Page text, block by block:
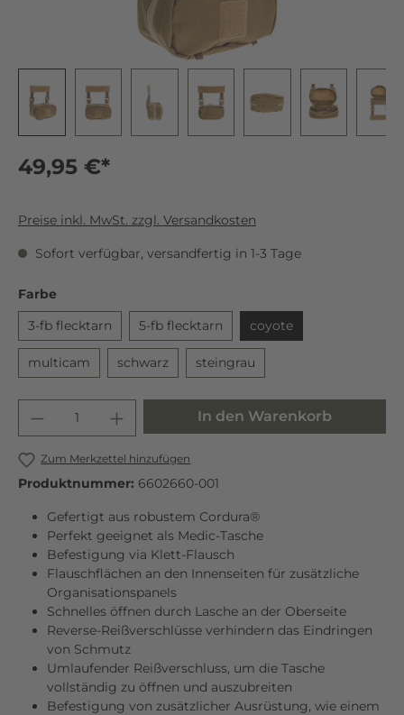
49,95 €*
Preise inkl. MwSt. zzgl. Versandkosten
Sofort verfügbar, versandfertig in 1-3 Tage
Farbe
3-fb flecktarn
5-fb flecktarn coyote
multicam schwarz steingrau
In den Warenkorb
Zum Merkzettel hinzufügen
Produktnummer: 6602660-001
Gefertigt aus robustem Cordura®
Perfekt geeignet als Medic-Tasche
Befestigung via Klett-Flausch
Flauschflächen an den Innenseiten für zusätzliche
Organisationspanels
Schnelles öffnen durch Lasche an der Oberseite
Reverse-Reißverschlüsse verhindern das Eindringen
von Schmutz
Umlaufender Reißverschluss, um die Tasche
vollständig zu öffnen und auszubreiten
Befestigung von zusätzlicher Ausrüstung, wie einem